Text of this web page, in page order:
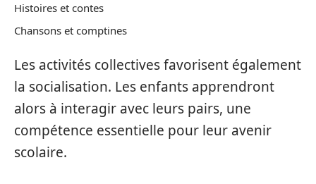
Histoires et contes
Chansons et comptines
Les activités collectives favorisent également
la socialisation. Les enfants apprendront
alors à interagir avec leurs pairs, une
compétence essentielle pour leur avenir
scolaire.